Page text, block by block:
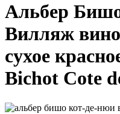
Альбер
Вилляж
сухое
Bichot Cote